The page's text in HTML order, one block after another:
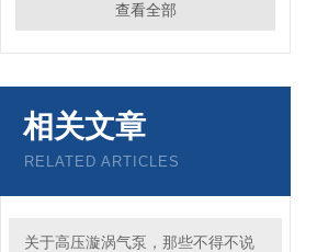
查看全部
相关文章
RELATED ARTICLES
关于高压漩涡气泵，那些不得不说